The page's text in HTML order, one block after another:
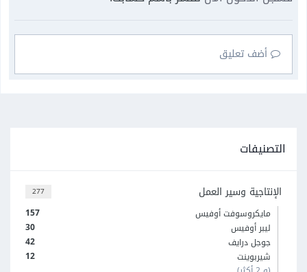
أضف تعليق
التصنيفات
277 الإنتاجية وسير العمل
157
مايكروسوفت أوفيس
30
ليبر أوفيس
42
جوجل درايف
12
شيربوينت